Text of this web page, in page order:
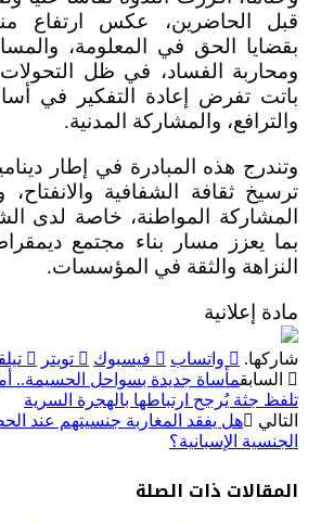
قبل الحاضرين، عكس ارتفاع
بقضايا الحق في المعلومة،
ومحاربة الفساد، في ظل التحولات
باتت تفرض إعادة التفكير في
والترافع، والمشاركة المدنية.
وتندرج هذه المبادرة في إطار
ترسيخ ثقافة الشفافية
المشاركة المواطنة، خاصة لدى
بما يعزز مسار بناء مجتمع
النزاهة والثقة في المؤسسات.
مادة إعلانية
شاركها. واتساب فيسبوك تويتر
السابقمأساة جديدة بسواحل الحسيمة..
تلفظ جثة يُرجح ارتباطها بالهجرة السرية
التالي
هل يفقد المغاربة جنسيتهم عند
الجنسية الإسبانية؟
المقالات ذات الصلة